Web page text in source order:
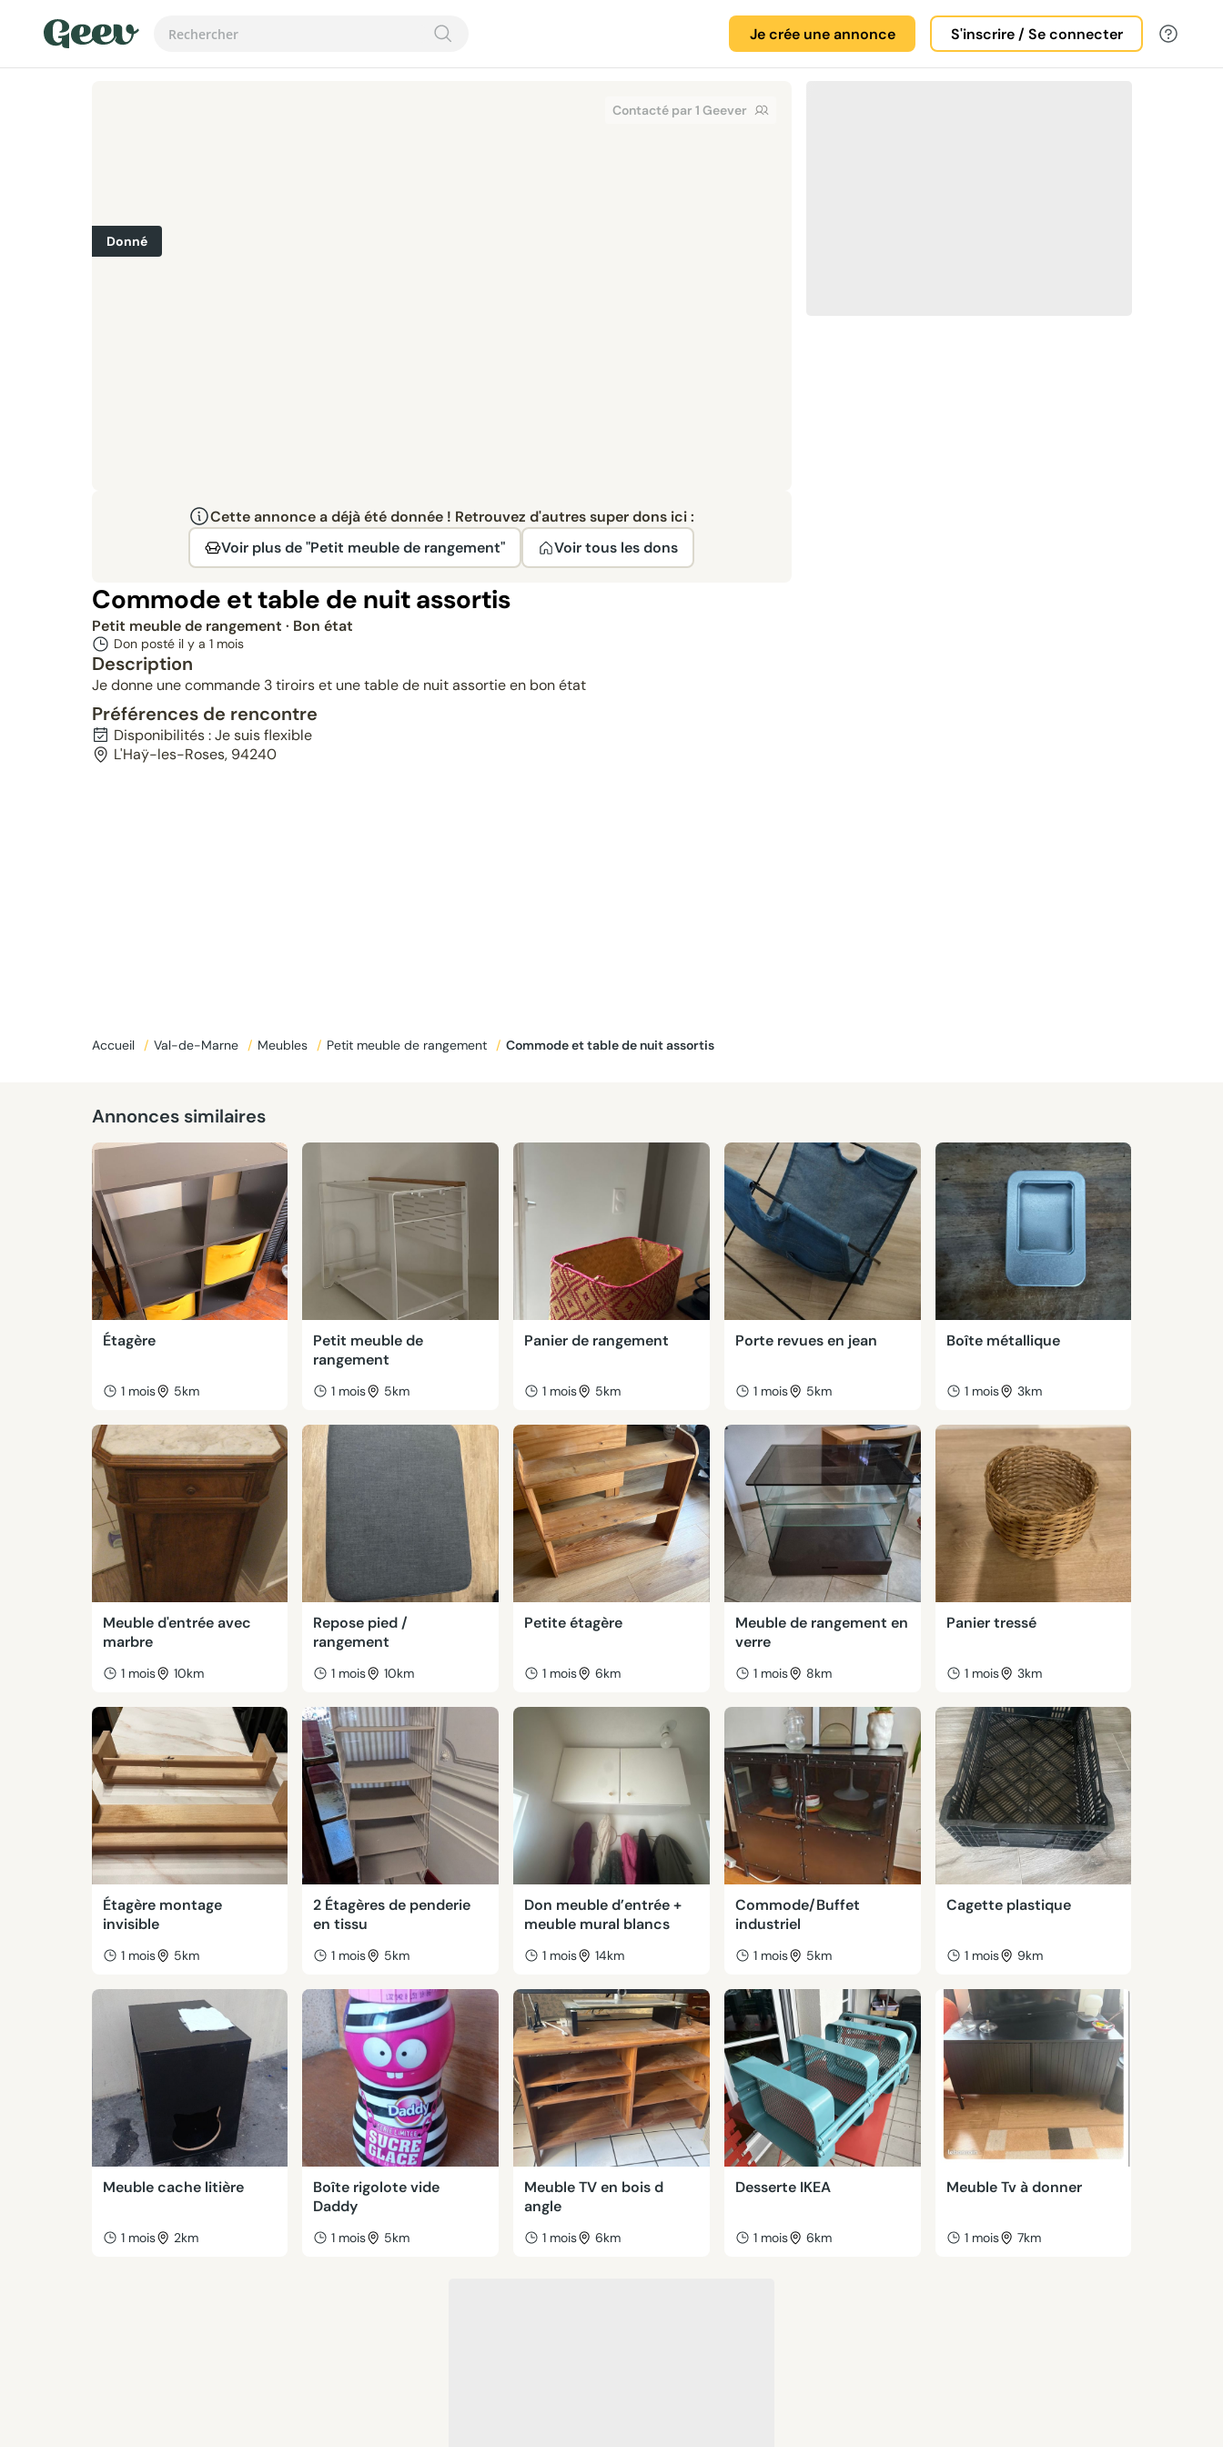
Je crée une annonce S'inscrire / Se connecter
Contacté par 1 Geever
Donné
Cette annonce a déjà été donnée ! Retrouvez d'autres super dons ici :
Voir plus de "Petit meuble de rangement"
Voir tous les dons
Commode et table de nuit assortis
Petit meuble de rangement · Bon état
Don posté il y a 1 mois
Description
Je donne une commande 3 tiroirs et une table de nuit assortie en bon état
Préférences de rencontre
Disponibilités : Je suis flexible
L'Haÿ-les-Roses, 94240
Accueil / Val-de-Marne / Meubles / Petit meuble de rangement / Commode et table de nuit assortis
Annonces similaires
Étagère
1 mois 5km
Petit meuble de
rangement
1 mois 5km
Panier de rangement
1 mois 5km
Porte revues en jean
1 mois 5km
Boîte métallique
1 mois 3km
Meuble d'entrée avec
marbre
1 mois 10km
Repose pied /
rangement
1 mois 10km
Petite étagère
1 mois 6km
Meuble de rangement en
verre
1 mois 8km
Panier tressé
1 mois 3km
Étagère montage
invisible
1 mois 5km
2 Étagères de penderie
en tissu
1 mois 5km
Don meuble d’entrée +
meuble mural blancs
1 mois 14km
Commode/Buffet
industriel
1 mois 5km
Cagette plastique
1 mois 9km
Meuble cache litière
1 mois 2km
Boîte rigolote vide
Daddy
1 mois 5km
Meuble TV en bois d
angle
1 mois 6km
Desserte IKEA
1 mois 6km
Meuble Tv à donner
1 mois 7km